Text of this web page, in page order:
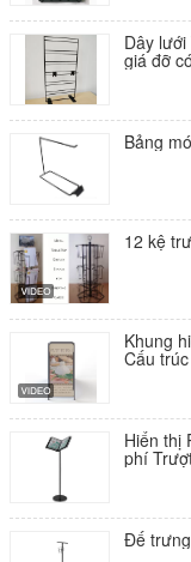
Dây
giá đỡ
Bảng
12 kệ
Khung
Cấu
Hiển thị
phí
Đế